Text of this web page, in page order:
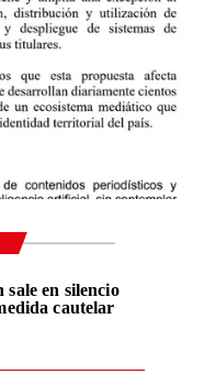
en silencio
cautelar